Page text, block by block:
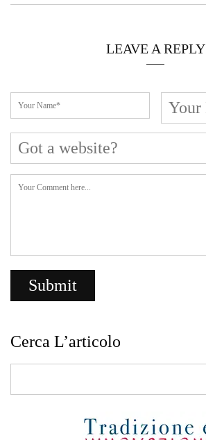
LEAVE A REPLY
Cerca L’articolo